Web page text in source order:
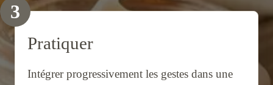
3
Pratiquer
Intégrer progressivement les gestes dans une